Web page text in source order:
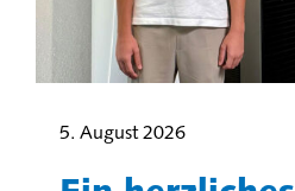
5. August 2026